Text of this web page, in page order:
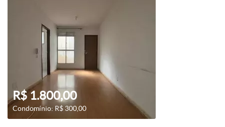
R$ 1.800,00
Condomínio: R$ 300,00